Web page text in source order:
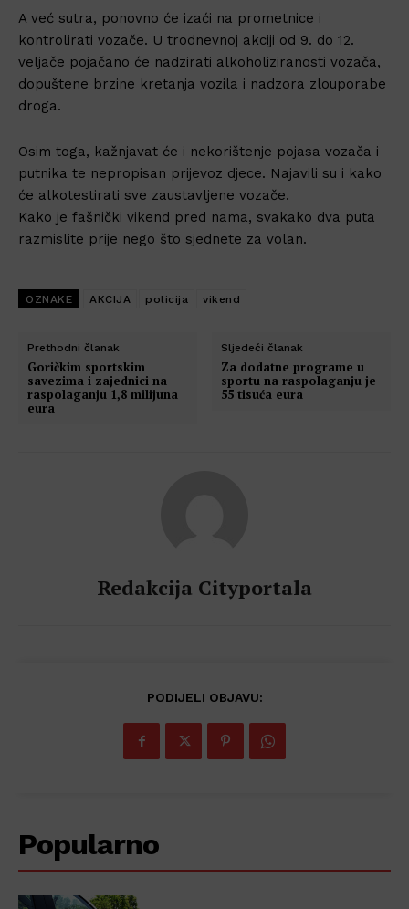
A već sutra, ponovno će izaći na prometnice i
kontrolirati vozače. U trodnevnoj akciji od 9. do 12.
veljače pojačano će nadzirati alkoholiziranosti vozača,
dopuštene brzine kretanja vozila i nadzora zlouporabe
droga.
Osim toga, kažnjavat će i nekorištenje pojasa vozača i
putnika te nepropisan prijevoz djece. Najavili su i kako
će alkotestirati sve zaustavljene vozače.
Kako je fašnički vikend pred nama, svakako dva puta
razmislite prije nego što sjednete za volan.
OZNAKE AKCIJA policija vikend
Prethodni članak
Goričkim sportskim
savezima i zajednici na
raspolaganju 1,8 milijuna
eura
Sljedeći članak
Za dodatne programe u
sportu na raspolaganju je
55 tisuća eura
Redakcija Cityportala
PODIJELI OBJAVU:
Popularno